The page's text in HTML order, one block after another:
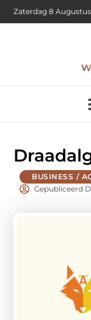
Zaterdag 8
BUSINESS /
Gepubliceerd